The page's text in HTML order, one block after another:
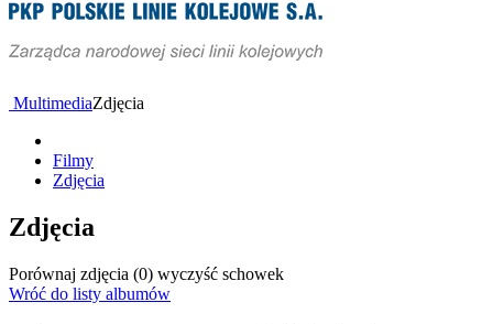
MultimediaZdjęcia
Filmy
Zdjęcia
Zdjęcia
Porównaj zdjęcia (0) wyczyść schowek
Wróć do listy albumów